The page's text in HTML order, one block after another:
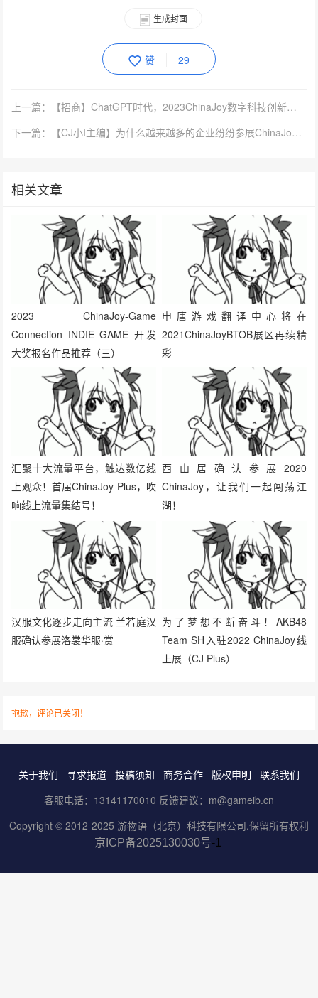
生成封面
赞 29
上一篇：【招商】ChatGPT时代，2023ChinaJoy数字科技创新主题展区邀您共拓AI新蓝海！
下一篇：【CJ小I主编】为什么越来越多的企业纷纷参展ChinaJoy展会？
相关文章
2023 ChinaJoy-Game
Connection INDIE GAME 开发
大奖报名作品推荐（三）
申唐游戏翻译中心将在
2021ChinaJoyBTOB展区再续精
彩
汇聚十大流量平台，触达数亿线
上观众！首届ChinaJoy Plus，吹
响线上流量集结号！
西山居确认参展2020
ChinaJoy，让我们一起闯荡江
湖！
汉服文化逐步走向主流 兰若庭汉
服确认参展洛裳华服·赏
为了梦想不断奋斗！AKB48
Team SH入驻2022 ChinaJoy线
上展（CJ Plus）
抱歉，评论已关闭！
关于我们 寻求报道 投稿须知 商务合作 版权申明
联系我们
客服电话：13141170010 反馈建议：m@gameib.cn
Copyright © 2012-2025 游物语（北京）科技有限公司.保留所有权利
京ICP备2025130030号-1